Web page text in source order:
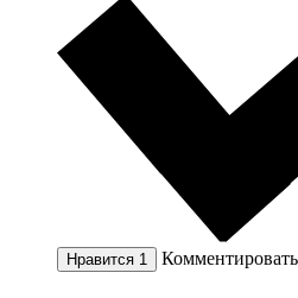
Нравится 1 Комментировать